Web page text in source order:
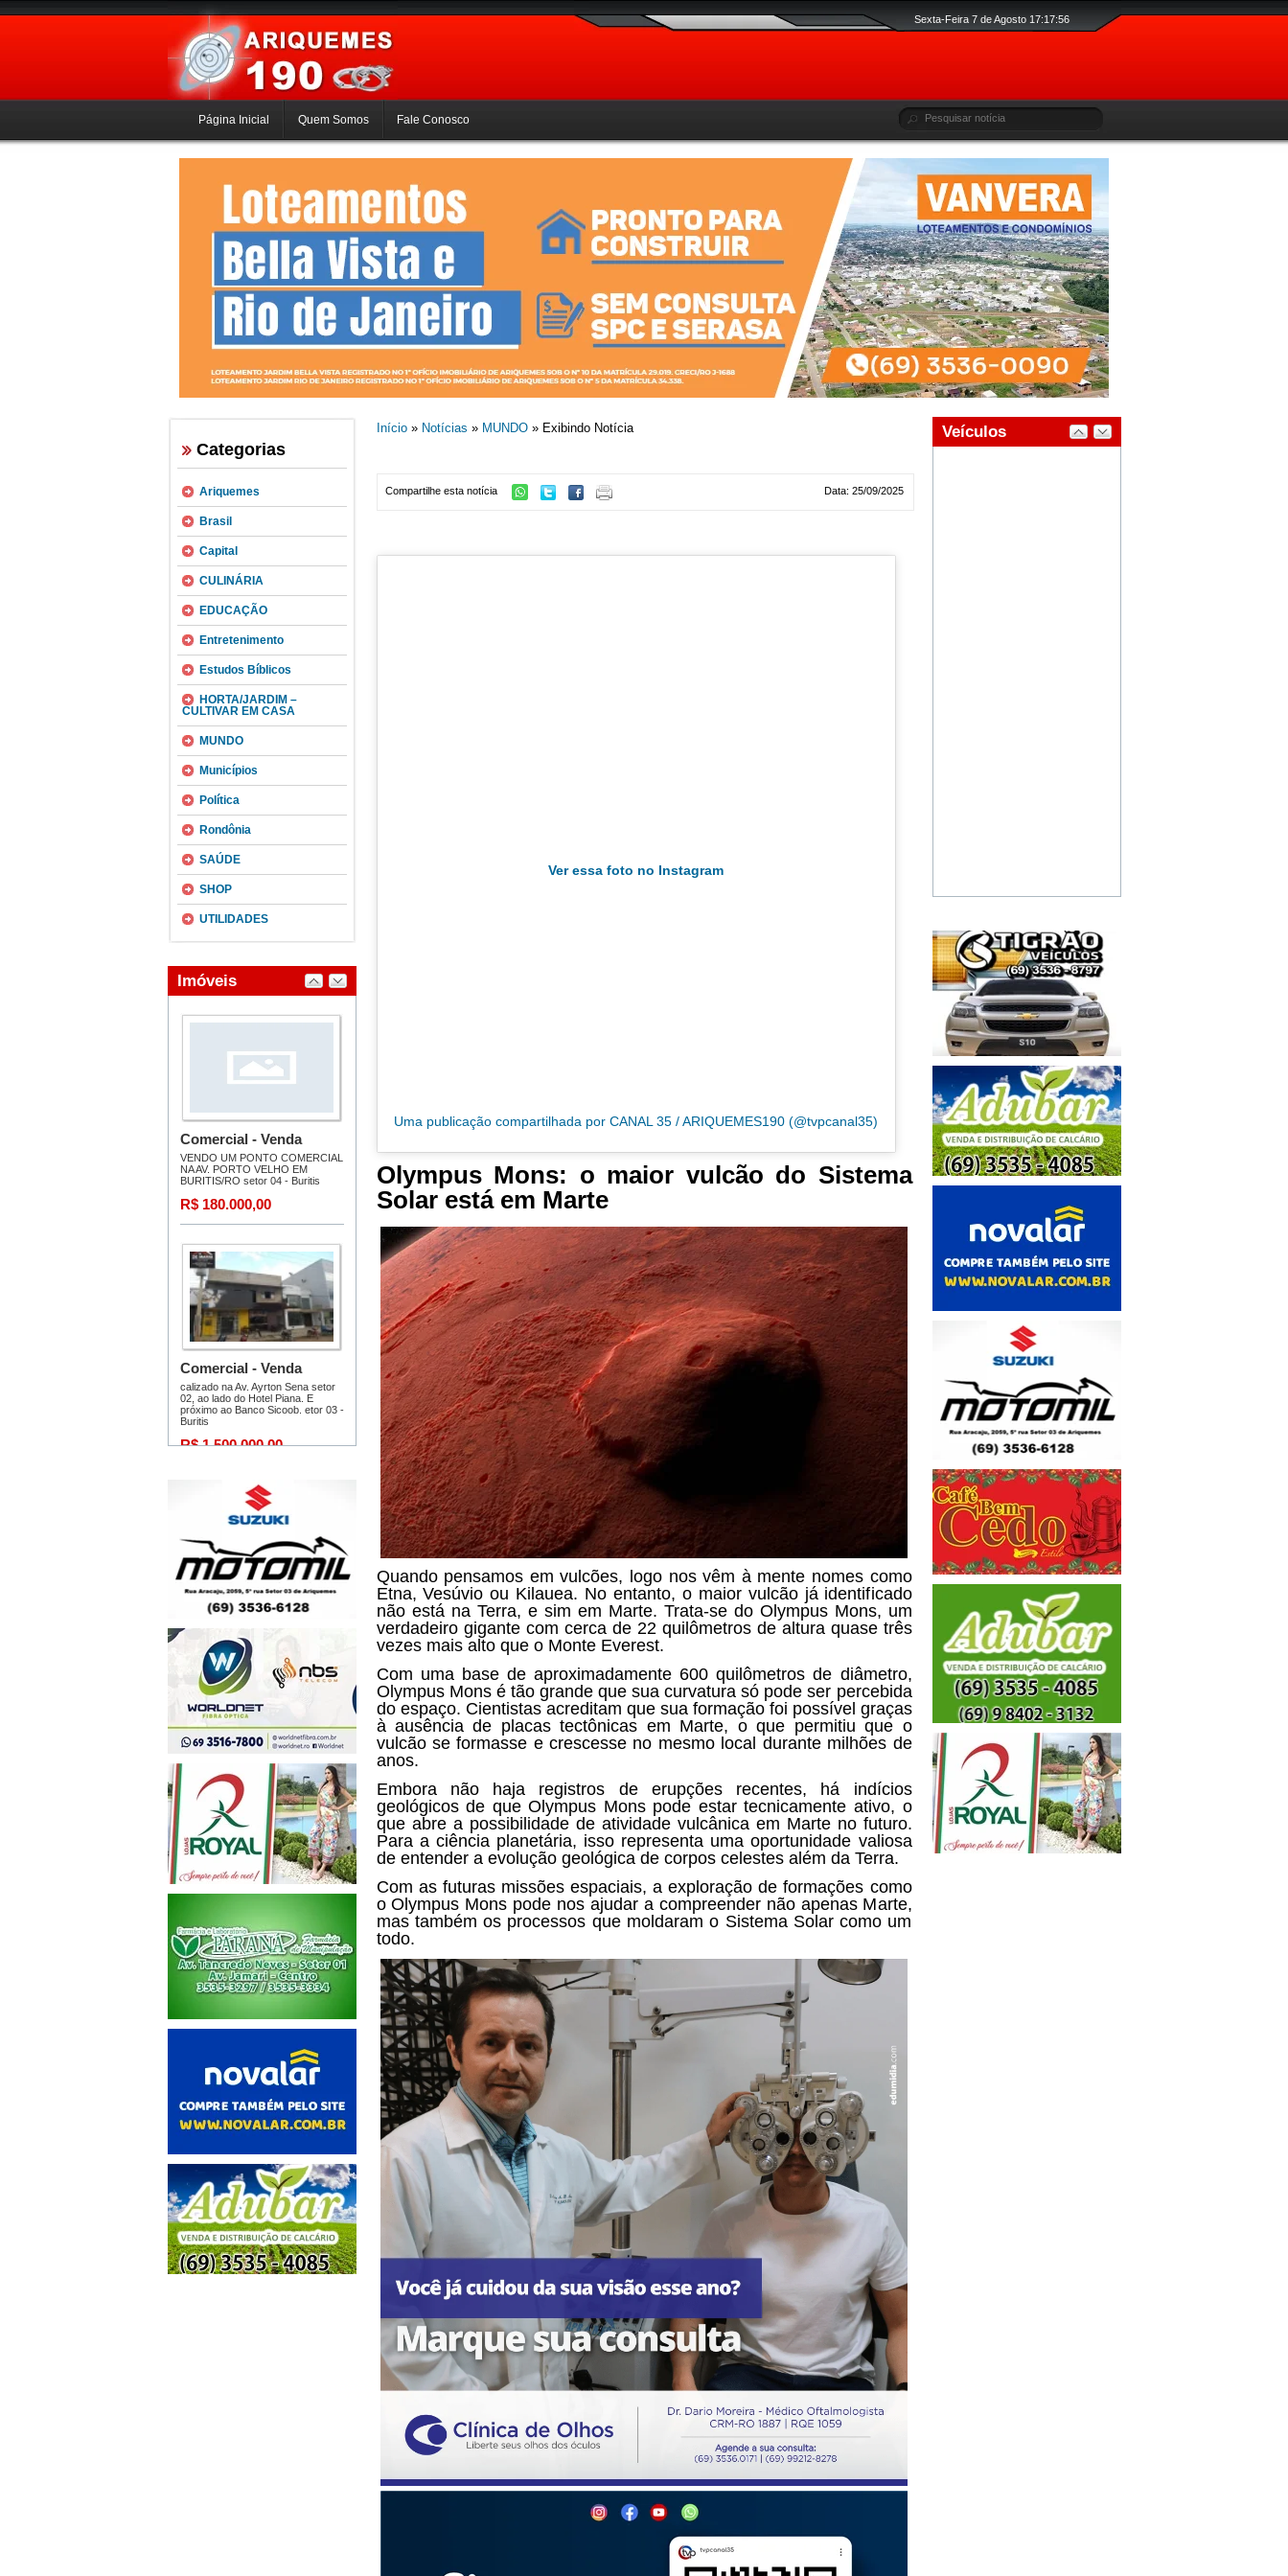
Sexta-Feira 7 de Agosto 17:17:57
Página Inicial Quem Somos Fale Conosco
Categorias
Ariquemes
Brasil
Capital
CULINÁRIA
EDUCAÇÃO
Entretenimento
Estudos Bíblicos
HORTA/JARDIM –
CULTIVAR EM CASA
MUNDO
Municípios
Política
Rondônia
SAÚDE
SHOP
UTILIDADES
Início» Notícias » MUNDO» Exibindo Notícia
Data: 25/09/2025
Compartilhe esta notícia
Ver essa foto no Instagram
Uma publicação compartilhada por CANAL 35 / ARIQUEMES190 (@tvpcanal35)
Olympus Mons: o maior vulcão do Sistema
Solar está em Marte
Quando pensamos em vulcões, logo nos vêm à mente nomes como
Etna, Vesúvio ou Kilauea. No entanto, o maior vulcão já identificado
não está na Terra, e sim em Marte. Trata-se do Olympus Mons, um
verdadeiro gigante com cerca de 22 quilômetros de altura quase três
vezes mais alto que o Monte Everest.
Com uma base de aproximadamente 600 quilômetros de diâmetro,
Olympus Mons é tão grande que sua curvatura só pode ser percebida
do espaço. Cientistas acreditam que sua formação foi possível graças
à ausência de placas tectônicas em Marte, o que permitiu que o
vulcão se formasse e crescesse no mesmo local durante milhões de
anos.
Embora não haja registros de erupções recentes, há indícios
geológicos de que Olympus Mons pode estartecnicamente ativo, o
que abre a possibilidade de atividade vulcânica em Marte no futuro.
Para a ciência planetária, isso representa uma oportunidade valiosa
de entender a evolução geológica de corpos celestes além da Terra.
Com as futuras missões espaciais, a exploração de formações como
o Olympus Mons pode nos ajudar a compreender não apenas Marte,
mas também os processos que moldaram o Sistema Solar como um
todo.